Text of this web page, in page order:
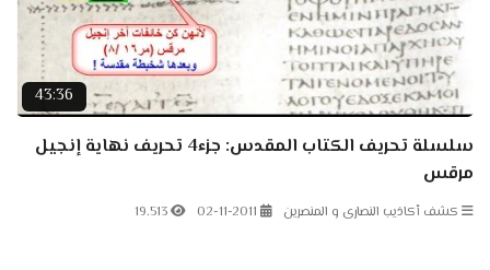
43:36
سلسلة تحريف الكتاب المقدس: جزء4 تحريف نهاية إنجيل
مرقس
كشف أكاذيب النصارى و المنصرين 02-11-2011
19.513